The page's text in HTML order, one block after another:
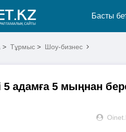
Басты
> Тұрмыс > Шоу-бизнес
5 адамға 5 мыңнан